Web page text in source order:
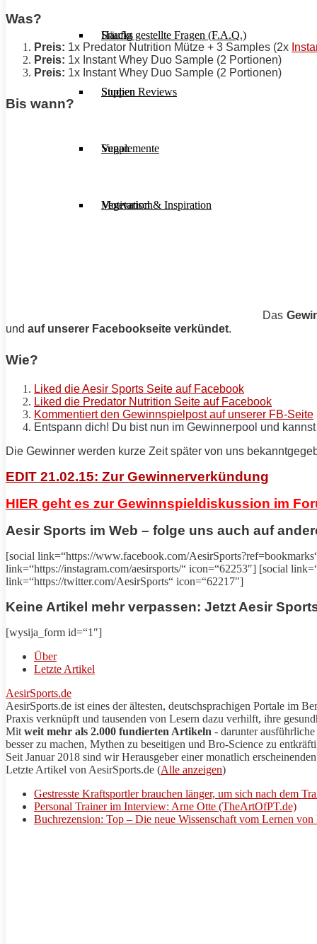
Häufig gestellte Fragen (F.A.Q.)
Studien Reviews
Supplemente
Motivation & Inspiration
Snacks
Suppen
Vegan
Vegetarisch
Was?
Preis: 1x Predator Nutrition Mütze + 3 Samples (2x
Preis: 1x Instant Whey Duo Sample (2 Portionen)
Preis: 1x Instant Whey Duo Sample (2 Portionen)
Bis wann?
Das
und auf unserer Facebookseite verkündet.
Wie?
Liked die Aesir Sports Seite auf Facebook
Liked die Predator Nutrition Seite auf Facebook
Kommentiert den Gewinnspielpost auf unserer FB-Seite
Entspann dich! Du bist nun im Gewinnerpool und
Die Gewinner werden kurze Zeit später von uns
EDIT 21.02.15: Zur Gewinnerverkündung
HIER geht es zur Gewinnspieldiskussion im
Aesir Sports im Web – folge uns auch auf
[social link=“https://www.facebook.com/AesirSports
link=“https://instagram.com/aesirsports/“ icon=“62253″] [social
link=“https://twitter.com/AesirSports“ icon=“62217″]
Keine Artikel mehr verpassen: Jetzt Aesir
[wysija_form id=“1″]
Über
Letzte Artikel
AesirSports.de
AesirSports.de ist eines der ältesten, deutschsprachigen Portale im
Praxis verknüpft und tausenden von Lesern dazu verhilft, ihre
Mit weit mehr als 2.000 fundierten Artikeln - darunter
besser zu machen, Mythen zu beseitigen und Bro-Science zu
Seit Januar 2018 sind wir Herausgeber einer monatlich
Letzte Artikel von AesirSports.de (Alle anzeigen)
Gestresste Kraftsportler brauchen länger, um sich nach dem
Personal Trainer im Interview: Arne Otte (TheArtOfPT.de)
Buchrezension: Top – Die neue Wissenschaft vom Lernen